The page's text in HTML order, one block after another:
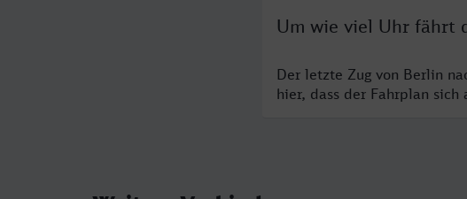
Um wie viel Uhr fährt
Der letzte Zug von Berlin
hier, dass der Fahrplan sich